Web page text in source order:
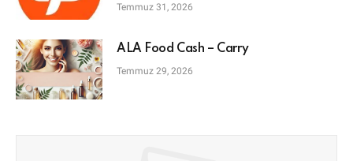
Temmuz 31, 2026
ALA Food Cash – Carry
Temmuz 29, 2026